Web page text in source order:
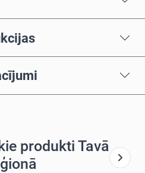
produkti Tavā